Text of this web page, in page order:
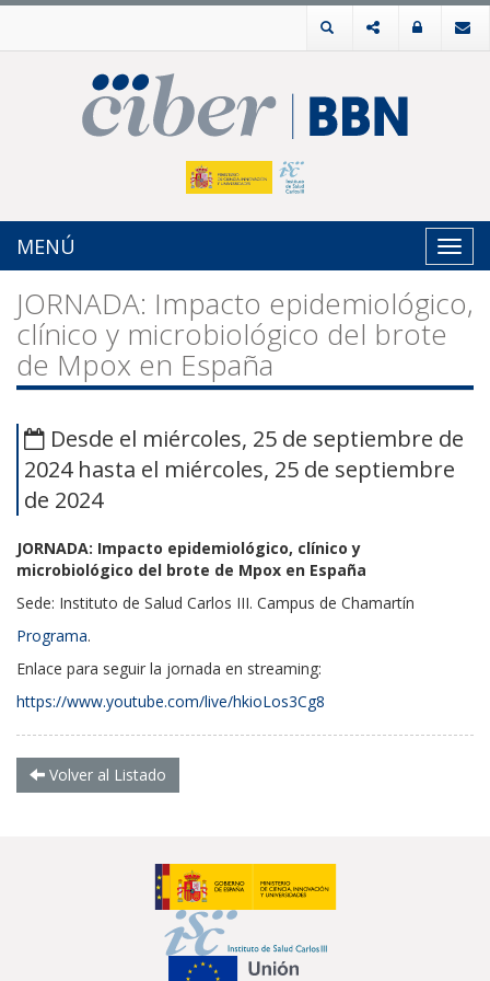
MENÚ
JORNADA: Impacto epidemiológico,
clínico y microbiológico del brote
de Mpox en España
Desde el miércoles, 25 de septiembre de
2024 hasta el miércoles, 25 de septiembre
de 2024
JORNADA: Impacto epidemiológico, clínico y
microbiológico del brote de Mpox en España
Sede: Instituto de Salud Carlos III. Campus de Chamartín
Programa.
Enlace para seguir la jornada en streaming:
https://www.youtube.com/live/hkioLos3Cg8
Volver al Listado